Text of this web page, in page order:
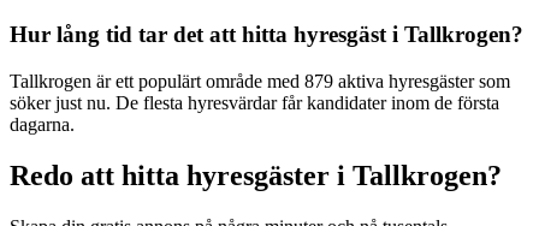
Hur lång tid tar det att hitta hyresgäst i Tallkrogen?
Tallkrogen är ett populärt område med 879 aktiva hyresgäster som
söker just nu. De flesta hyresvärdar får kandidater inom de första
dagarna.
Redo att hitta hyresgäster i Tallkrogen?